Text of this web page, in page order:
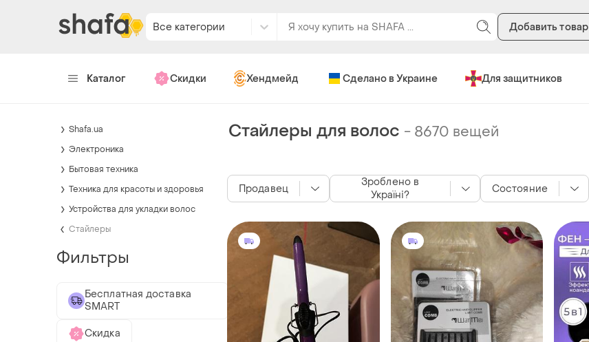
Все категории Добавить товар
Каталог Скидки Хендмейд Сделано в Украине Для защитников
Стайлеры для волос - 8670 вещей
Продавец
Зроблено в
Україні?
Состояние
Shafa.ua
Электроника
Бытовая техника
Техника для красоты и здоровья
Устройства для укладки волос
Стайлеры
Фильтры
Бесплатная доставка
SMART
Скидка